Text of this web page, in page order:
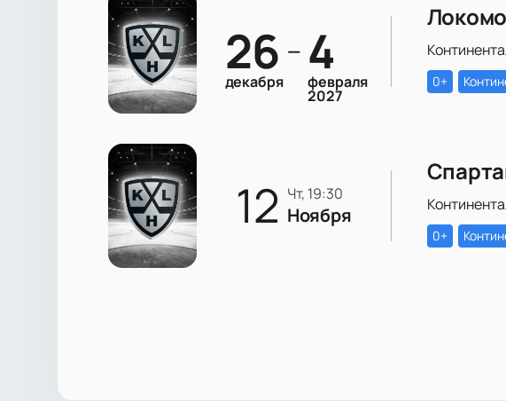
26
декабря
— 4
февраля
2027
0+
12 чт, 19:30
Ноября
0+